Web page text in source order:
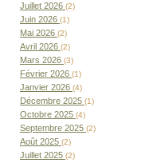
Juillet 2026 (2)
Juin 2026 (1)
Mai 2026 (2)
Avril 2026 (2)
Mars 2026 (3)
Février 2026 (1)
Janvier 2026 (4)
Décembre 2025 (1)
Octobre 2025 (4)
Septembre 2025 (2)
Août 2025 (2)
Juillet 2025 (2)